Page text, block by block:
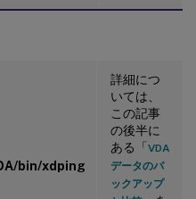
bin/xdping
詳細につ
いては、
この記事
の後半に
ある「VDA
データのバ
ックアップ